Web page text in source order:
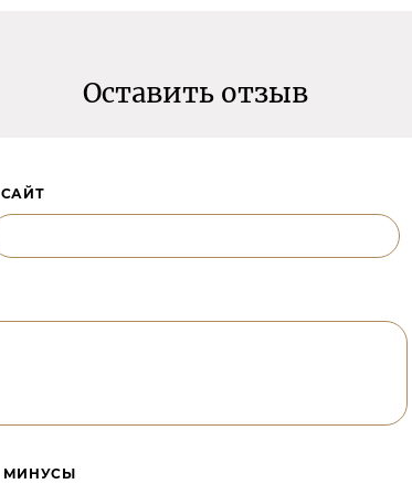
Оставить отзыв
САЙТ
МИНУСЫ